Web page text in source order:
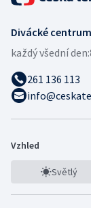
Divácké centrum
každý všední den:
261 136 113
Vzhled
Světlý